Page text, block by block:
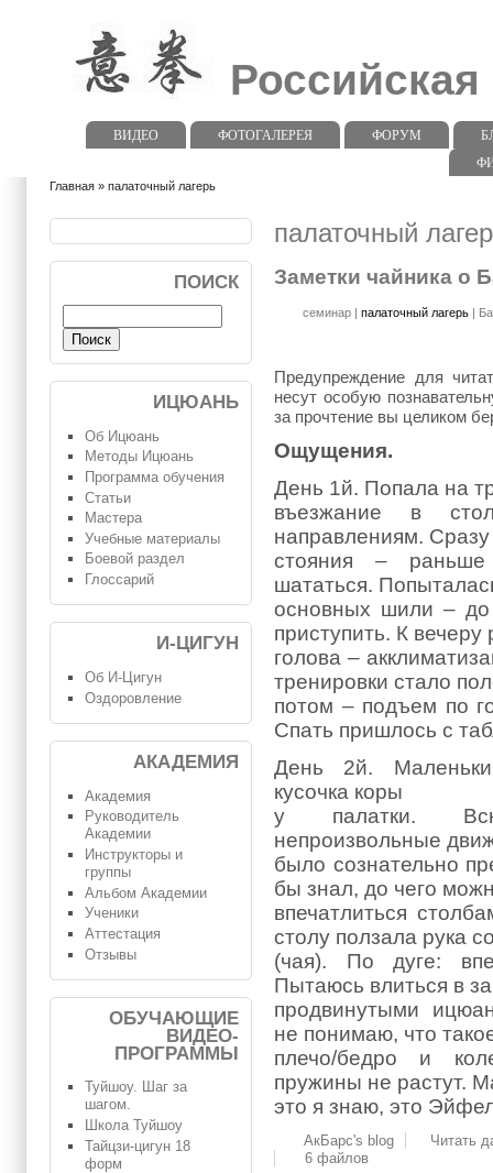
ВИДЕО ФОТОГАЛЕРЕЯ ФОРУМ
Главная » палаточный лагерь
палаточный
Заметки чайника о
семинар |палаточный лагерь |
Предупреждение для
несут особую
за прочтение вы целиком
Ощущения.
День 1й. Попала на
въезжание в
направлениям.
стояния –
шататься.
основных шили –
приступить. К вечеру
голова –
тренировки стало
потом – подъем по
Спать пришлось с
День 2й.
кусочка коры
у палатки.
непроизвольные
было сознательно
бы знал, до чего
впечатлиться
столу ползала рука
(чая). По дуге:
Пытаюсь влиться в
продвинутыми
не понимаю, что
плечо/бедро и
пружины не растут.
это я знаю, это
АкБарс's blog
Читать
6 файлов
ПОИСК
ИЦЮАНЬ
Об Ицюань
Методы Ицюань
Программа обучения
Статьи
Мастера
Учебные материалы
Боевой раздел
Глоссарий
И-ЦИГУН
Об И-Цигун
Оздоровление
АКАДЕМИЯ
Академия
Руководитель
Академии
Инструкторы и
группы
Альбом Академии
Ученики
Аттестация
Отзывы
ОБУЧАЮЩИЕ
ВИДЕО-
ПРОГРАММЫ
Туйшоу. Шаг за
шагом.
Школа Туйшоу
Тайцзи-цигун 18
форм